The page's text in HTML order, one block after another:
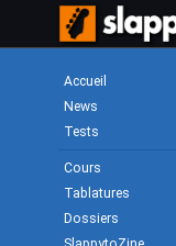
Accueil
News
Tests
Cours
Tablatures
Dossiers